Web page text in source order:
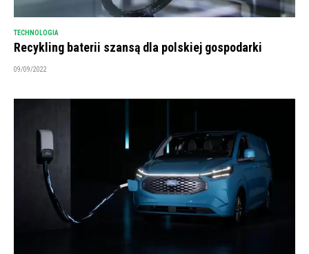
TECHNOLOGIA
Recykling baterii szansą dla polskiej gospodarki
09/09/2022